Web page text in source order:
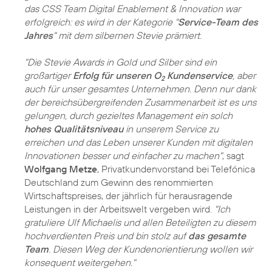
das CSS Team Digital Enablement & Innovation war
erfolgreich: es wird in der Kategorie "Service-Team des
Jahres" mit dem silbernen Stevie prämiert.
"Die Stevie Awards in Gold und Silber sind ein
großartigerErfolg für unseren O2Kundenservice, aber
auch für unser gesamtes Unternehmen. Denn nur dank
der bereichsübergreifenden Zusammenarbeit ist es uns
gelungen, durch gezieltes Management ein solch
hohes Qualitätsniveauin unserem Service zu
erreichen und das Leben unserer Kunden mit digitalen
Innovationen besser und einfacher zu machen", sagt
Wolfgang Metze, Privatkundenvorstand bei Telefónica
Deutschland zum Gewinn des renommierten
Wirtschaftspreises, der jährlich für herausragende
Leistungen in der Arbeitswelt vergeben wird. "Ich
gratuliere Ulf Michaelis und allen Beteiligten zu diesem
hochverdienten Preis und bin stolz aufdas gesamte
Team . Diesen Weg der Kundenorientierung wollen wir
konsequent weitergehen."